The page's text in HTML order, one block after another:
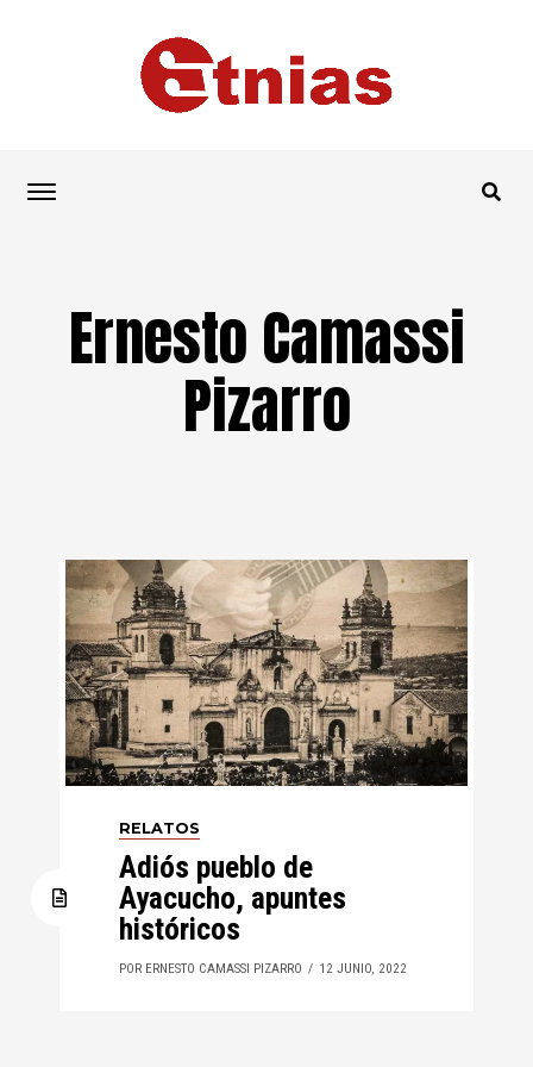
Ernesto Camassi
Pizarro
RELATOS
Adiós pueblo de
Ayacucho, apuntes
históricos
POR ERNESTO CAMASSI PIZARRO 12 JUNIO, 2022